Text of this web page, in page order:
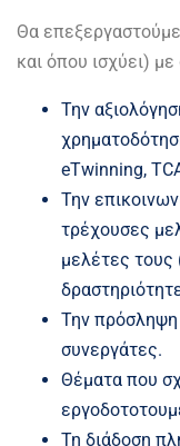
Θα
και όπου ισχύει)
Την
eTwinning,
Την
τρέχουσες
μελέτες τους
Την
συνεργάτες.
Θέματα που
Τη διάδοση